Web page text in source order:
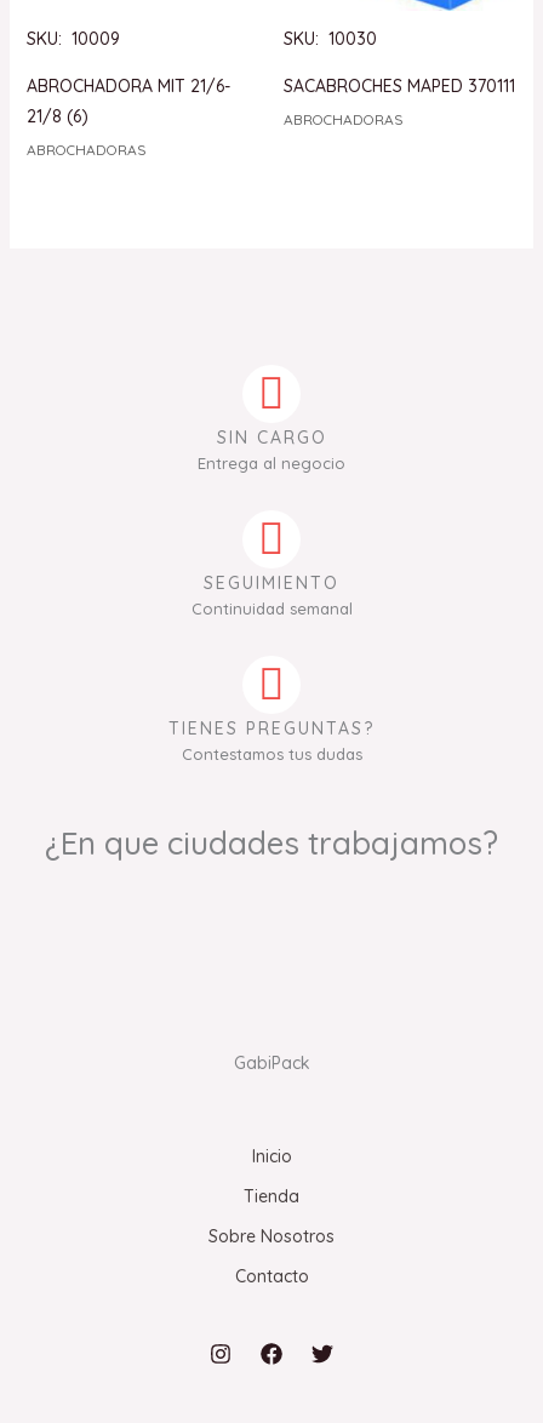
SKU: 10009
ABROCHADORA MIT 21/6-
21/8 (6)
ABROCHADORAS
SKU: 10030
SACABROCHES MAPED 370111
ABROCHADORAS
SIN CARGO
Entrega al negocio
SEGUIMIENTO
Continuidad semanal
TIENES PREGUNTAS?
Contestamos tus dudas
¿En que ciudades trabajamos?
GabiPack
Inicio
Tienda
Sobre Nosotros
Contacto